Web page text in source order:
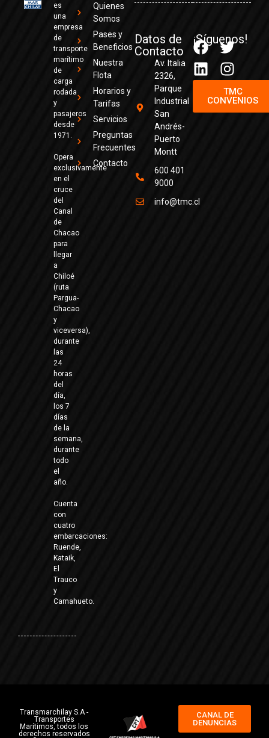
es
una
empresa
de
transporte
marítimo
de
carga
rodada
y
pasajeros
desde
1971.
Opera
exclusivamente
en el
cruce
del
Canal
de
Chacao
para
llegar
a
Chiloé
(ruta
Pargua-
Chacao
y
viceversa),
durante
las
24
horas
del
día,
los 7
días
de la
semana,
durante
todo
el
año.
Cuenta
con
cuatro
embarcaciones:
Ruende,
Kataik,
El
Trauco
y
Camahueto.
Quienes
Somos
Pases y
Beneficios
Nuestra
Flota
Horarios y
Tarifas
Servicios
Preguntas
Frecuentes
Contacto
Datos de
Contacto
Av. Italia
2326,
Parque
Industrial
San
Andrés-
Puerto
Montt
600 401
9000
info@tmc.cl
¡Síguenos!
TMC
CONVENIOS
Transmarchilay S.A -
Transportes
Marítimos, todos los
derechos reservados
CANAL DE
DENUNCIAS